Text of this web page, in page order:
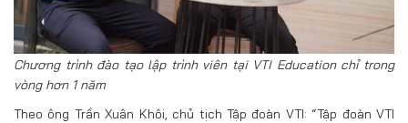
Chương trình đào tạo lập trình viên tại VTI Education chỉ trong
vòng hơn 1 năm
Theo ông Trần Xuân Khôi, chủ tịch Tập đoàn VTI: “Tập đoàn VTI